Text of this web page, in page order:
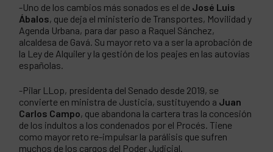
-Uno de los cambios más sonados es el de José Luis
Ábalos, que deja el ministerio de Transportes, Movilidad y
Agenda Urbana, para dar paso a Raquel Sánchez,
alcaldesa de Gavá. Su mayor reto va a ser la aprobación de
la Ley de Alquiler y la gestión de los peajes en las autovías
españolas.
-Pilar LLop, presidenta del Senado desde 2019, se
convierte en ministra de Justicia, sustituyendo a Juan
Carlos Campo, que abandona la cartera tras la concesión
de los indultos a los condenados por el Procés. Tiene
como mayor reto re-impulsar la parálisis que sufren
muchos de los cargos del Poder Judicial.